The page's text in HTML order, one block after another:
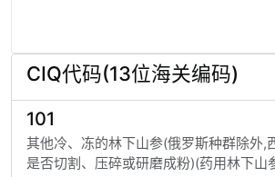
CIQ代码(13位海关编码)
101
其他冷、冻的林下山参(俄罗斯种群除外,
是否切割、压碎或研磨成粉)(药用林下山